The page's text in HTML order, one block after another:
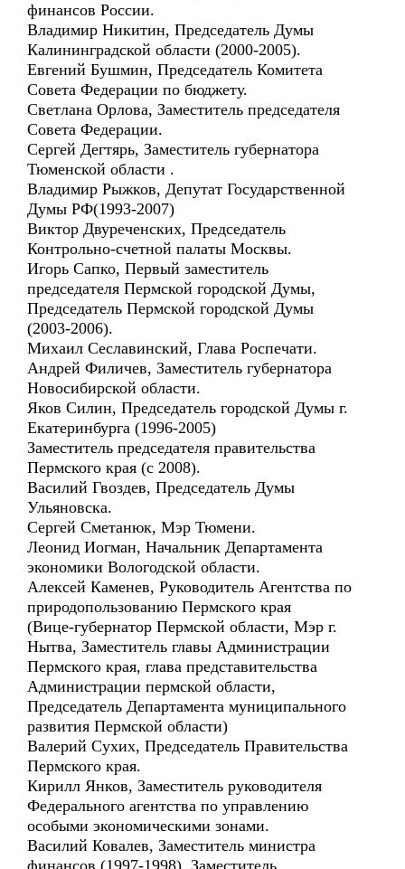
финансов России.
Владимир Никитин, Председатель Думы
Калининградской области (2000-2005).
Евгений Бушмин, Председатель Комитета
Совета Федерации по бюджету.
Светлана Орлова, Заместитель председателя
Совета Федерации.
Сергей Дегтярь, Заместитель губернатора
Тюменской области .
Владимир Рыжков, Депутат Государственной
Думы РФ(1993-2007)
Виктор Двуреченских, Председатель
Контрольно-счетной палаты Москвы.
Игорь Сапко, Первый заместитель
председателя Пермской городской Думы,
Председатель Пермской городской Думы
(2003-2006).
Михаил Сеславинский, Глава Роспечати.
Андрей Филичев, Заместитель губернатора
Новосибирской области.
Яков Силин, Председатель городской Думы г.
Екатеринбурга (1996-2005)
Заместитель председателя правительства
Пермского края (с 2008).
Василий Гвоздев, Председатель Думы
Ульяновска.
Сергей Сметанюк, Мэр Тюмени.
Леонид Иогман, Начальник Департамента
экономики Вологодской области.
Алексей Каменев, Руководитель Агентства по
природопользованию Пермского края
(Вице-губернатор Пермской области, Мэр г.
Нытва, Заместитель главы Администрации
Пермского края, глава представительства
Администрации пермской области,
Председатель Департамента муниципального
развития Пермской области)
Валерий Сухих, Председатель Правительства
Пермского края.
Кирилл Янков, Заместитель руководителя
Федерального агентства по управлению
особыми экономическими зонами.
Василий Ковалев, Заместитель министра
финансов (1997-1998), Заместитель